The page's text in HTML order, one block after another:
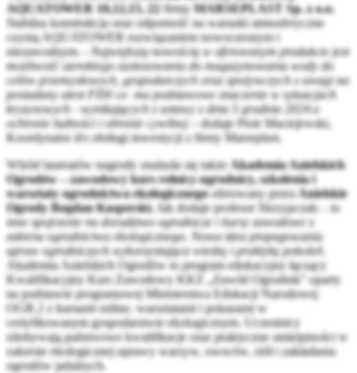
AQUATOWER 10,12,15, 22 firmy MARSEPLAST Sp. z o.o.
Stabilna konstrukcja oraz odporność na warunki atmosferyczne
czynią AQUATOWER rozwiązaniem nowoczesnym i
niezawodnym. -
Największą nowością w oferowanym produkcie jest
możliwość szerokiego zastosowania do magazynowania wody do
celów przemysłowych, gospodarczych oraz spożywczych z uwagi na
posiadany atest PZH co ma podstawowe znaczenie w sytuacjach
kryzysowych - wynikających z ustawy z dnia 5 grudnia 2024.o
ochronie ludności i obronie cywilnej –dodaje Piotr Maciejewski,
Koordynator d/s obsługi inwestycji z firmy Marseplast.
Wśród laureatów nagrody znalazła się także Akademia Anielskich
Ogrodów – zawodowy kurs rolnicy-ogrodnicy, szkolenia i
warsztaty ogrodnictwa ekologicznegooferowany przezAnielskie
Ogrody Bogdan Kasperski. Jak dodaje profesor Skrzypczak: -to
inne spojrzenie na doradztwo ogrodnicze i kursy zawodowe z
zakresu ogrodnictwa ekologicznego. Nowa idea propagowania
upraw ogrodniczych wykorzystująca wiedzę i praktykę pokoleń.
Akademia Anielskich Ogrodów to program edukacyjny łączący
Kwalifikacyjny Kurs Zawodowy KKZ „Zawód Ogrodnik” oparty
na podstawie programowej Ministerstwa Edukacji Narodowej
OGR.2 z kursami online, warsztatami i pokazami w
certyfikowanym gospodarstwie ekologicznym. Uczestnicy
zdobywają państwowe kwalifikacje oraz praktyczne umiejętności w
zakresie ekologicznej uprawy warzyw, owoców, ziół i zakładania
ogrodów jadalnych.